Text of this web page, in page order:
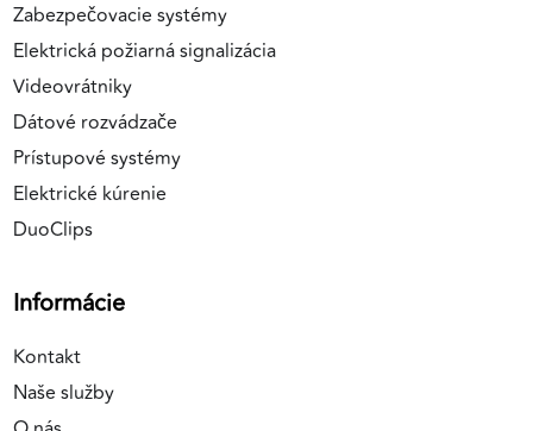
Zabezpečovacie systémy
Elektrická požiarná signalizácia
Videovrátniky
Dátové rozvádzače
Prístupové systémy
Elektrické kúrenie
DuoClips
Informácie
Kontakt
Naše služby